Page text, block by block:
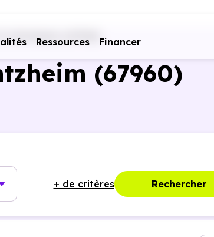
Ressources Financer
Entzheim (67960)
(67960)
+ de critères Rechercher